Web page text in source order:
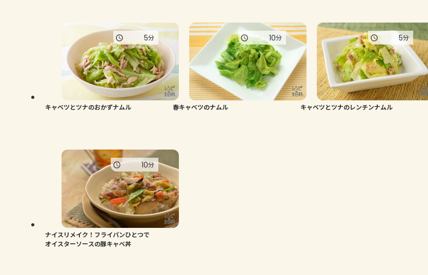
キャベツとツナのおかずナムル
5分
春キャベツのナムル
10分
キャベツとツナのレンチンナムル
5分
ナイスリメイク！フライパンひとつで
オイスターソースの豚キャベ丼
10分